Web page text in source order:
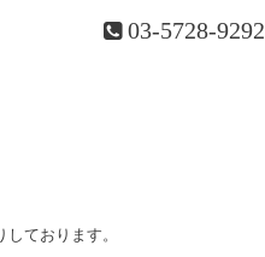
03-5728-9292
ております。